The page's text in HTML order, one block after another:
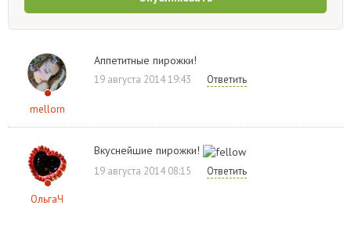
mellorn
Аппетитные пирожки!
19 августа 2014 19:43 Ответить
ОльгаЧ
Вкуснейшие пирожки!
19 августа 2014 08:15 Ответить